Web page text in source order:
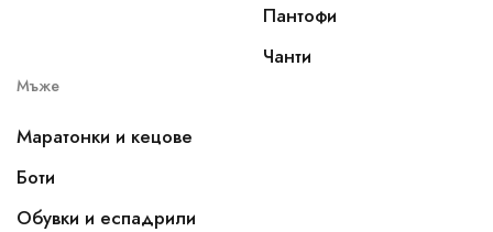
Пантофи
Чанти
Мъже
Маратонки и кецове
Боти
Обувки и еспадрили